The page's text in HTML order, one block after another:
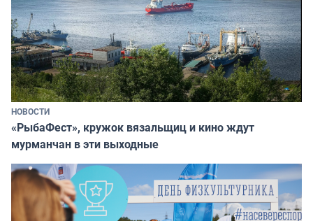
НОВОСТИ
«РыбаФест», кружок вязальщиц и кино ждут
мурманчан в эти выходные